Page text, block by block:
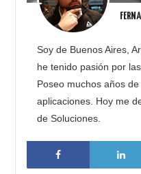
Soy de Buenos Aires,
he tenido pasión por
Poseo muchos años
aplicaciones. Hoy me
de Soluciones.